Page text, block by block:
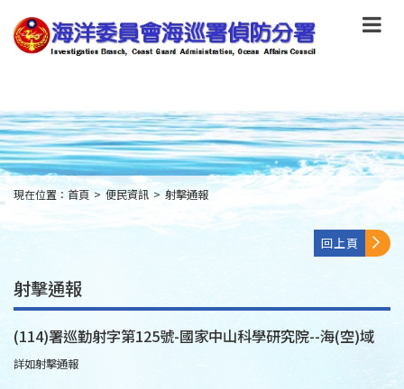
到
主
要
to
main
content
:::
現在位置： 首頁 > 便民資訊 > 射擊通報
回上頁
射擊通報
(114)署巡勤射字第125號-國家中山科學研究院--海(空)域
詳如射擊通報